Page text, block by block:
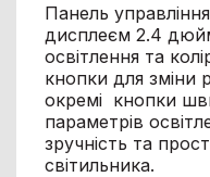
Панель
дисплеєм 2.4
освітлення та
кнопки для зміни
окремі кнопки
параметрів
зручність та
світильника.